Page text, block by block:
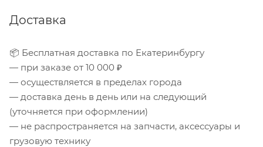
Доставка
📦 Бесплатная доставка по Екатеринбургу
— при заказе от 10 000 ₽
— осуществляется в пределах города
— доставка день в день или на следующий
(уточняется при оформлении)
— не распространяется на запчасти, аксессуары и
грузовую технику